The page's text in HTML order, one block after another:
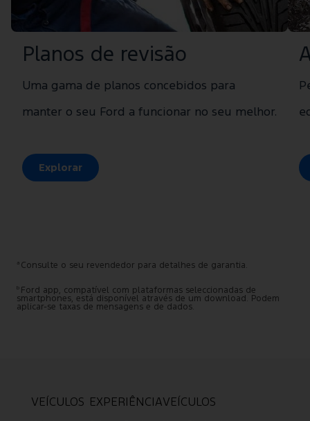
Planos de revisão
Uma gama de planos concebidos para
manter o seu Ford a funcionar no seu melhor.
Explorar
a Consulte o seu revendedor para detalhes de garantia.
b Ford app, compatível com plataformas seleccionadas de
smartphones, está disponível através de um download. Podem
aplicar-se taxas de mensagens e de dados.
VEÍCULOS EXPERIÊNCIAVEÍCULOS